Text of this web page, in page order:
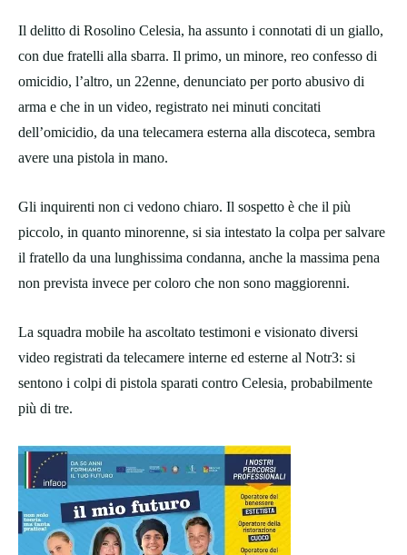
Il delitto di Rosolino Celesia, ha assunto i connotati di un giallo,
con due fratelli alla sbarra. Il primo, un minore, reo confesso di
omicidio, l’altro, un 22enne, denunciato per porto abusivo di
arma e che in un video, registrato nei minuti concitati
dell’omicidio, da una telecamera esterna alla discoteca, sembra
avere una pistola in mano.
Gli inquirenti non ci vedono chiaro. Il sospetto è che il più
piccolo, in quanto minorenne, si sia intestato la colpa per salvare
il fratello da una lunghissima condanna, anche la massima pena
non prevista invece per coloro che non sono maggiorenni.
La squadra mobile ha ascoltato testimoni e visionato diversi
video registrati da telecamere interne ed esterne al Notr3: si
sentono i colpi di pistola sparati contro Celesia, probabilmente
più di tre.